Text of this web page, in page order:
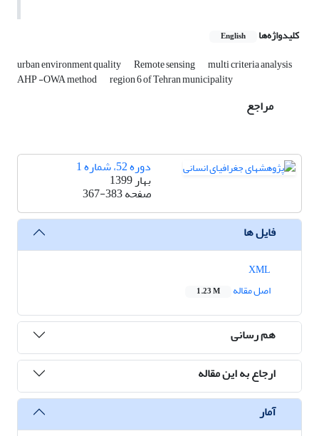
کلیدواژه‌ها English
urban environment quality Remote sensing multi criteria analysis
AHP -OWA method region 6 of Tehran municipality
مراجع
دوره 52، شماره 1
بهار 1399
صفحه367-383
فایل ها
اصل مقاله
1.23 M
هم رسانی
ارجاع به این مقاله
آمار